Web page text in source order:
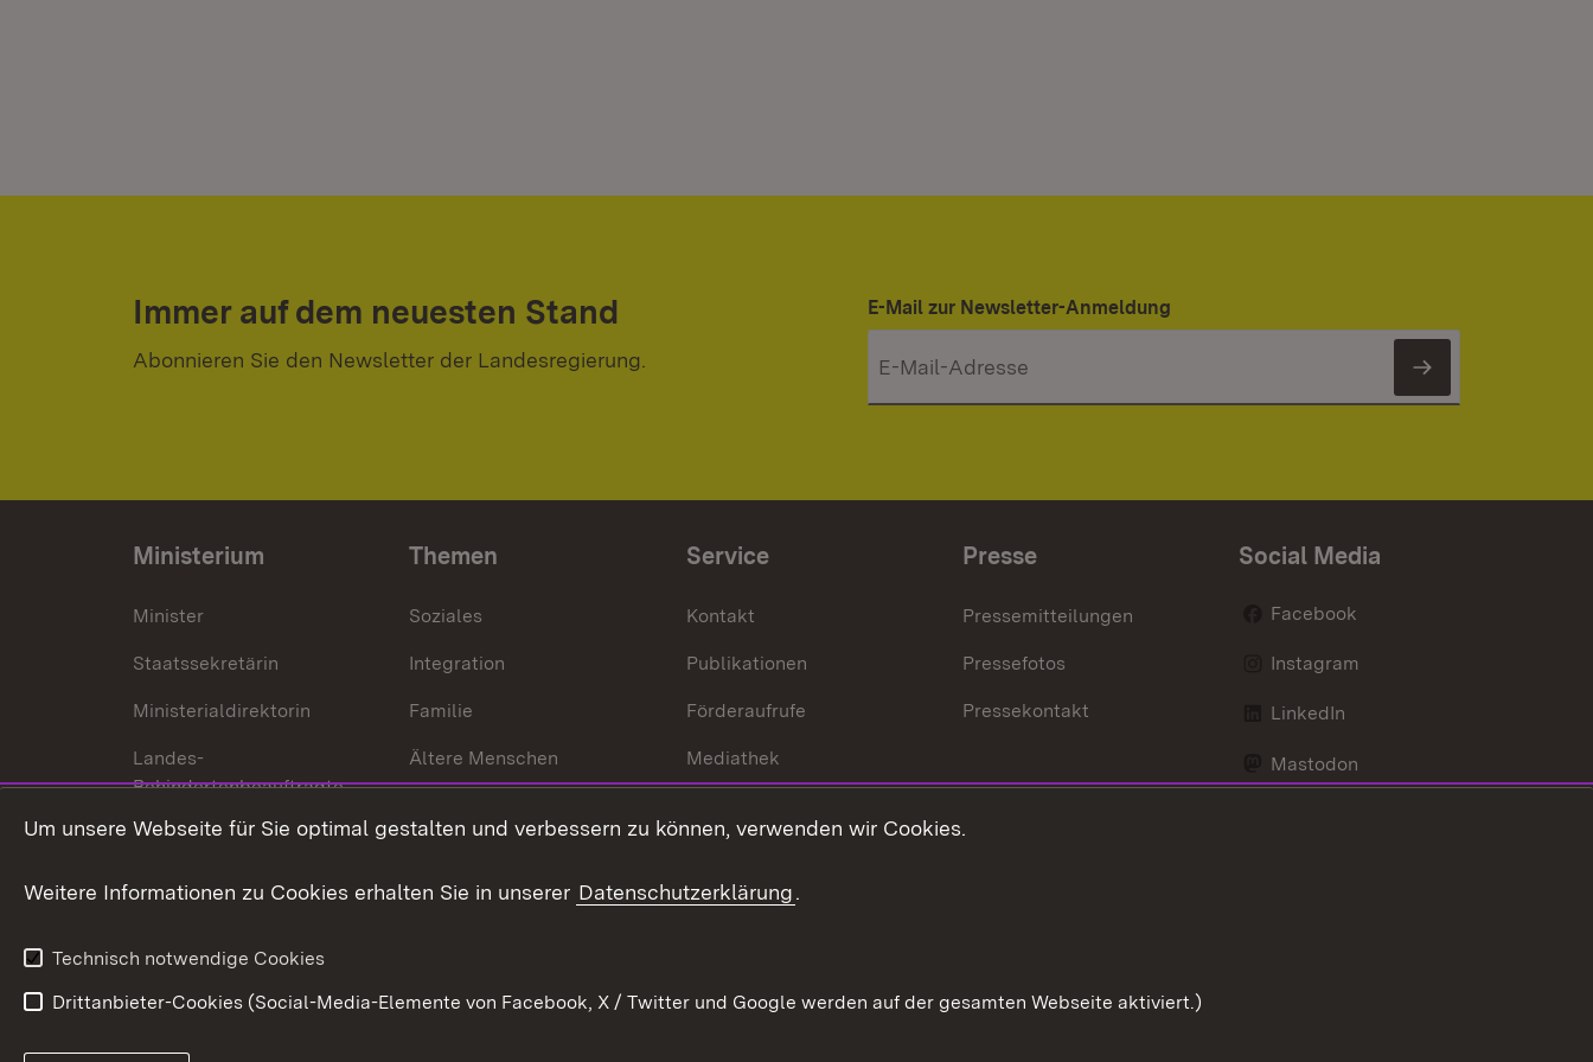
Immer auf dem neuesten Stand
Abonnieren Sie den Newsletter der Landesregierung.
E-Mail zur Newsletter-Anmeldung
Newsletter
Ministerium
Minister
Staatssekretärin
Ministerialdirektorin
Landes-
Behindertenbeauftragte
Bürgerreferent
Karriere
Themen
Soziales
Integration
Familie
Ältere Menschen
Behinderungen
Bürgerengagement
Service
Kontakt
Publikationen
Förderaufrufe
Mediathek
Presse
Pressemitteilungen
Pressefotos
Pressekontakt
Social Media
Facebook
Instagram
LinkedIn
Mastodon
Um unsere Webseite für Sie optimal gestalten und verbessern zu können, verwenden wir Cookies.
Weitere Informationen zu Cookies erhalten Sie in unserer Datenschutzerklärung.
Technisch notwendige Cookies
Drittanbieter-Cookies (Social-Media-Elemente von Facebook, X / Twitter und Google werden auf der gesamten Webseite aktiviert.)